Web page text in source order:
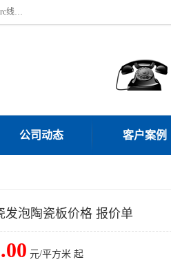
广东饰纪上品建材科技有限公司，主营广东grg厂家,广东grc厂家，grg材料，grc材料，grg厂家，grc厂家，grg吊顶，grg造型，grg构件，grc构件，grc线条，grc构件厂家,，grg材料生产厂家，grg材料定制，uhpc，uhpc厂家，uhpc外墙挂板，uhpc镂空幕墙板，厂房位于广东清远，如果您对我公司的产品服务感兴趣，请联系我们。
公司动态 客户案例
发泡陶瓷板价格 报价单
元/平方米 起